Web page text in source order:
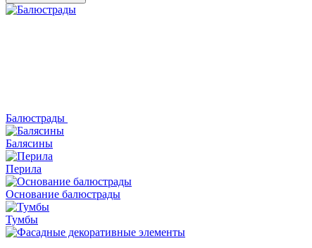
Балюстрады
Балясины
Перила
Основание балюстрады
Тумбы